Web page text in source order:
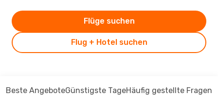
Flug + Hotel suchen
Flüge suchen
Beste AngeboteGünstigste TageHäufig gestellte Fragen